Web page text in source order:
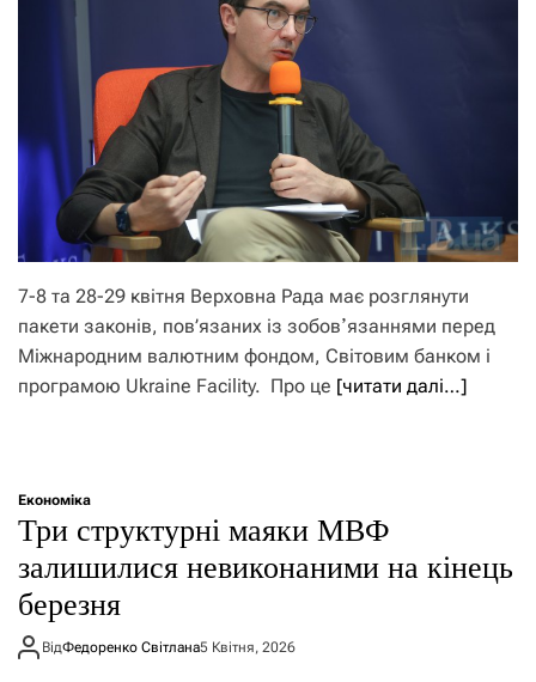
7-8 та 28-29 квітня Верховна Рада має розглянути
пакети законів, пов’язаних із зобовʼязаннями перед
Міжнародним валютним фондом, Світовим банком і
програмою Ukraine Facility. Про це [читати далі…]
Економіка
Три структурні маяки МВФ
залишилися невиконаними на кінець
березня
ВідФедоренко Світлана5 Квітня, 2026